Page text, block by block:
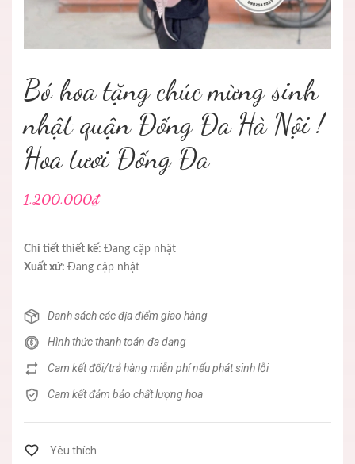
Bó hoa tặng chúc mừng sinh
nhật quận Đống Đa Hà Nội !
Hoa tươi Đống Đa
1.200.000₫
Chi tiết thiết kế: Đang cập nhật
Xuất xứ: Đang cập nhật
Danh sách các địa điểm giao hàng
Hình thức thanh toán đa dạng
Cam kết đổi/trả hàng miễn phí nếu phát sinh lỗi
Cam kết đảm bảo chất lượng hoa